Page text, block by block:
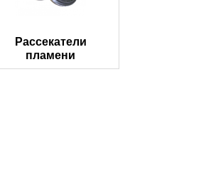
Рассекатели
пламени